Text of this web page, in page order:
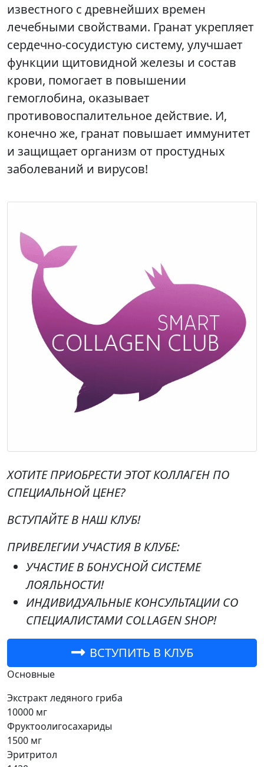
известного с древнейших времен
лечебными свойствами. Гранат укрепляет
сердечно-сосудистую систему, улучшает
функции щитовидной железы и состав
крови, помогает в повышении
гемоглобина, оказывает
противовоспалительное действие. И,
конечно же, гранат повышает иммунитет
и защищает организм от простудных
заболеваний и вирусов!
ХОТИТЕ ПРИОБРЕСТИ ЭТОТ КОЛЛАГЕН ПО
СПЕЦИАЛЬНОЙ ЦЕНЕ?
ВСТУПАЙТЕ В НАШ КЛУБ!
ПРИВЕЛЕГИИ УЧАСТИЯ В КЛУБЕ:
УЧАСТИЕ В БОНУСНОЙ СИСТЕМЕ
ЛОЯЛЬНОСТИ!
ИНДИВИДУАЛЬНЫЕ КОНСУЛЬТАЦИИ СО
СПЕЦИАЛИСТАМИ COLLAGEN SHOP!
ВСТУПИТЬ В КЛУБ
Основные
Экстракт ледяного гриба
10000 мг
Фруктоолигосахариды
1500 мг
Эритритол